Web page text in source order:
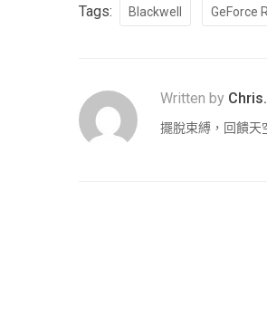
Tags: Blackwell GeForce
Written by
擺脫束縛，回饋天